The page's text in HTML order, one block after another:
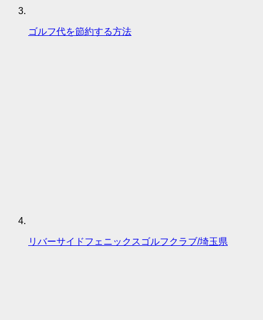
ゴルフ代を節約する方法
リバーサイドフェニックスゴルフクラブ/埼玉県